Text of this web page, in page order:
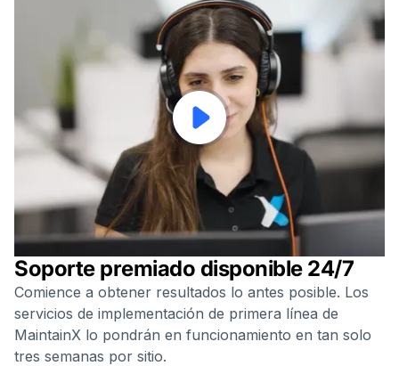
Soporte premiado disponible 24/7
Comience a obtener resultados lo antes posible. Los
servicios de implementación de primera línea de
MaintainX lo pondrán en funcionamiento en tan solo
tres semanas por sitio.